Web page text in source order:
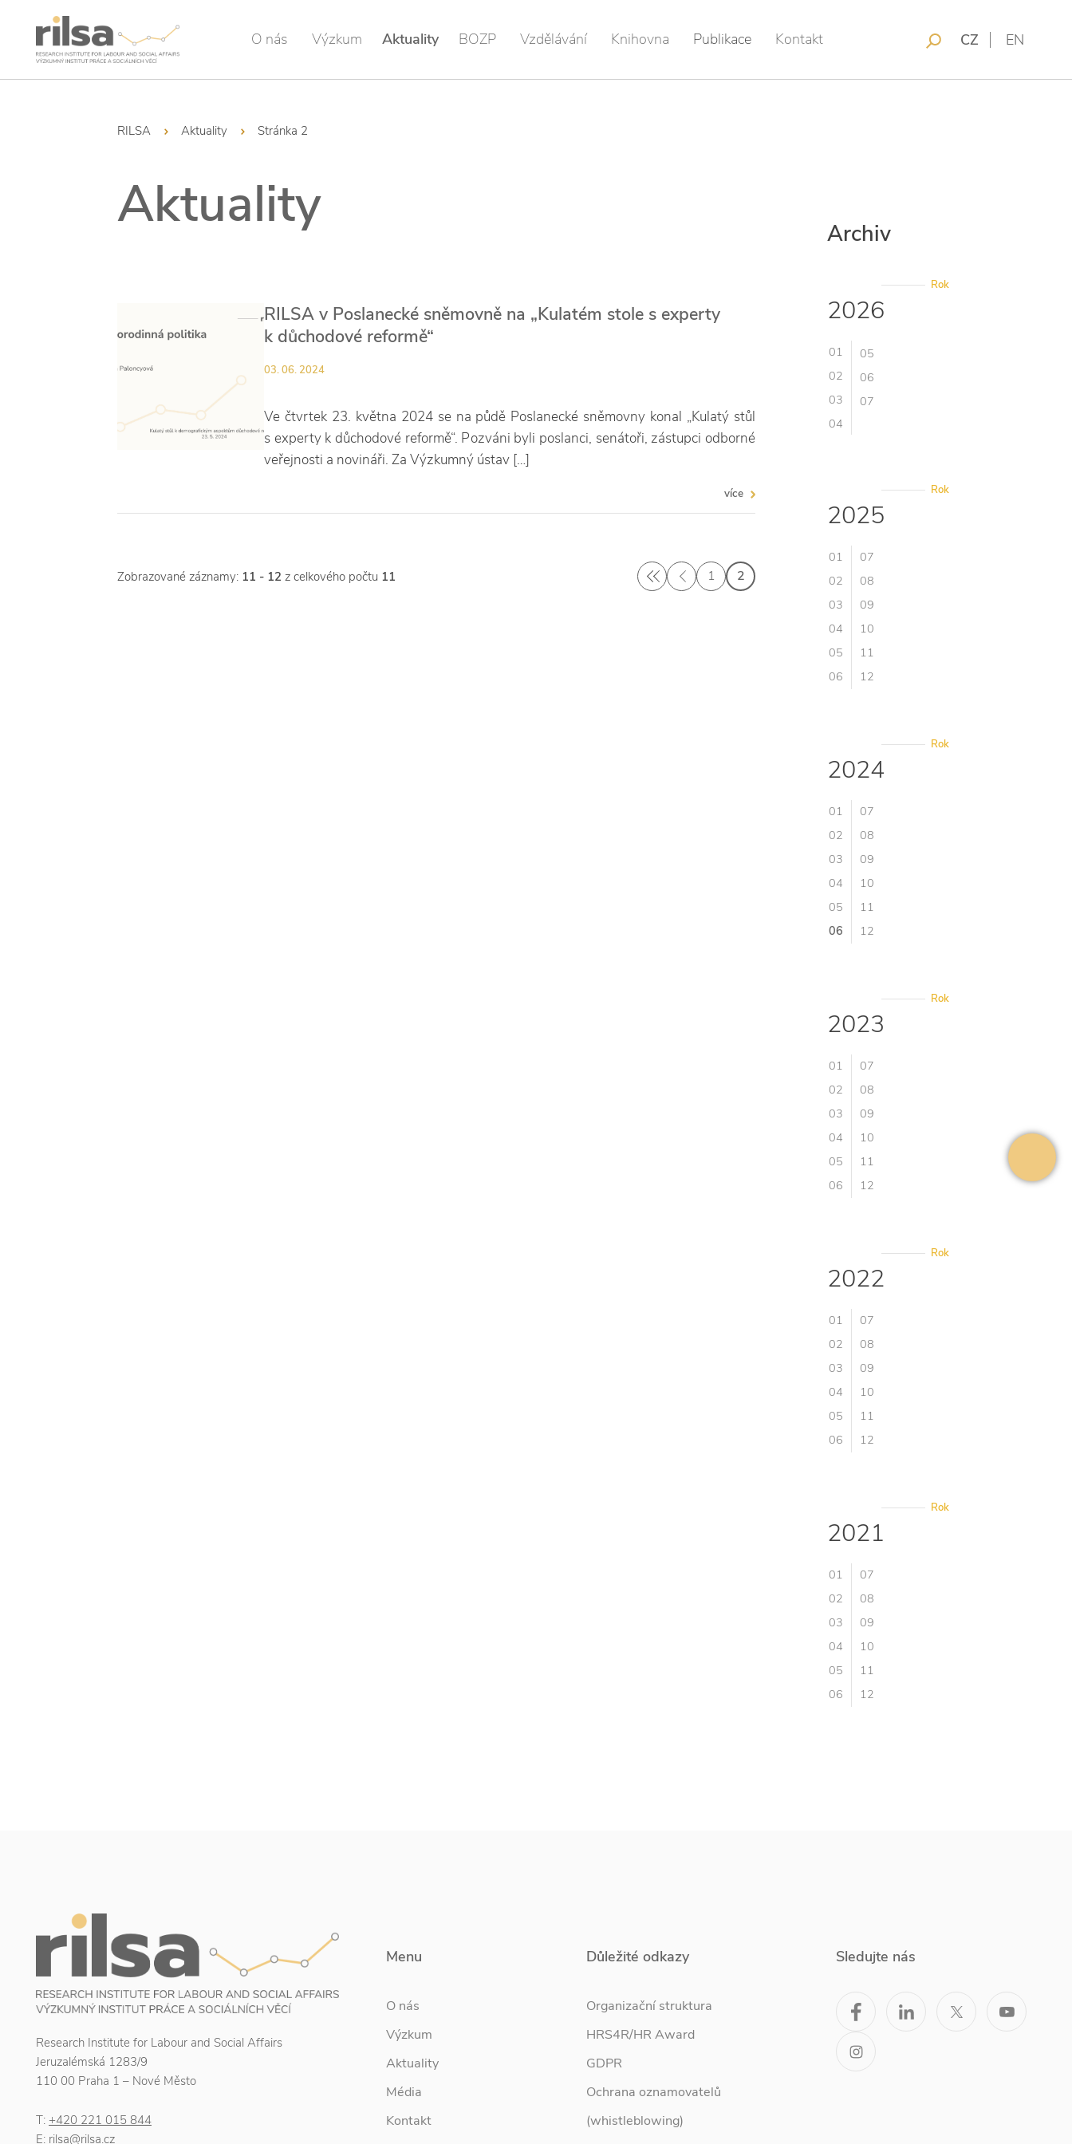
O nás Výzkum Aktuality BOZP Vzdělávání Knihovna Publikace Kontakt CZ EN
RILSA Aktuality Stránka 2
Aktuality
RILSA v Poslanecké sněmovně na „Kulatém stole s experty
k důchodové reformě“
03. 06. 2024
Ve čtvrtek 23. května 2024 se na půdě Poslanecké sněmovny konal „Kulatý stůl
s experty k důchodové reformě“. Pozváni byli poslanci, senátoři, zástupci odborné
veřejnosti a novináři. Za Výzkumný ústav […]
více
Zobrazované záznamy: 11 - 12 z celkového počtu 11 1 2
Archiv
Rok
2026
01
02
03
04
05
06
07
Rok
2025
01
02
03
04
05
06
07
08
09
10
11
12
Rok
2024
01
02
03
04
05
06
07
08
09
10
11
12
Rok
2023
01
02
03
04
05
06
07
08
09
10
11
12
Rok
2022
01
02
03
04
05
06
07
08
09
10
11
12
Rok
2021
01
02
03
04
05
06
07
08
09
10
11
12
Research Institute for Labour and Social Affairs
Jeruzalémská 1283/9
110 00 Praha 1 – Nové Město
T: +420 221 015 844
E: rilsa@rilsa.cz
Menu
O nás
Výzkum
Aktuality
Média
Kontakt
Důležité odkazy
Organizační struktura
HRS4R/HR Award
GDPR
Ochrana oznamovatelů
(whistleblowing)
Sledujte nás